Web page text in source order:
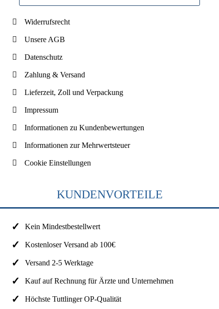
Widerrufsrecht
Unsere AGB
Datenschutz
Zahlung & Versand
Lieferzeit, Zoll und Verpackung
Impressum
Informationen zu Kundenbewertungen
Informationen zur Mehrwertsteuer
Cookie Einstellungen
KUNDENVORTEILE
Kein Mindestbestellwert
Kostenloser Versand ab 100€
Versand 2-5 Werktage
Kauf auf Rechnung für Ärzte und Unternehmen
Höchste Tuttlinger OP-Qualität